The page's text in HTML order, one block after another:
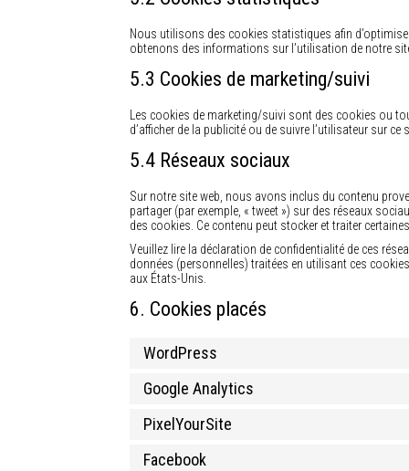
Nous utilisons des cookies statistiques afin
obtenons des informations sur l’utilisation de notre
5.3 Cookies de marketing/suivi
Les cookies de marketing/suivi sont des cookies ou
d’afficher de la publicité ou de suivre l’utilisateur sur
5.4 Réseaux sociaux
Sur notre site web, nous avons inclus du contenu
partager (par exemple, « tweet ») sur des réseaux
des cookies. Ce contenu peut stocker et traiter
Veuillez lire la déclaration de confidentialité de ces
données (personnelles) traitées en utilisant ces
aux États-Unis.
6. Cookies placés
WordPress
Google Analytics
PixelYourSite
Facebook